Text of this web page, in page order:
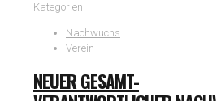
Kategorien
Nachwuchs
Verein
NEUER GESAMT-